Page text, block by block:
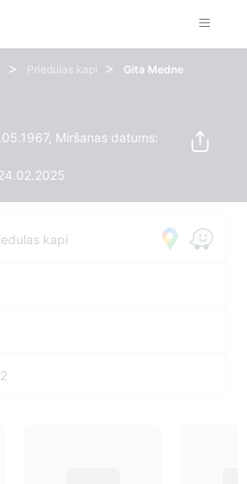
> Priedulas kapi > Gita Medne
Miršanas datums:
kapi